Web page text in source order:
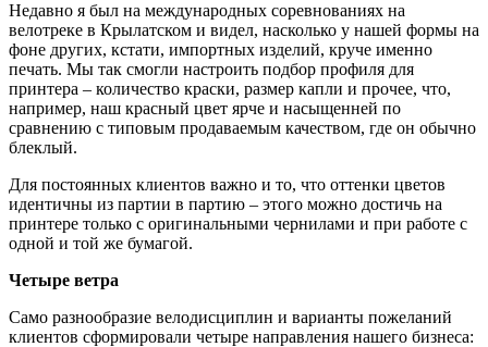
Недавно я был на международных соревнованиях на
велотреке в Крылатском и видел, насколько у нашей формы на
фоне других, кстати, импортных изделий, круче именно
печать. Мы так смогли настроить подбор профиля для
принтера – количество краски, размер капли и прочее, что,
например, наш красный цвет ярче и насыщенней по
сравнению с типовым продаваемым качеством, где он обычно
блеклый.
Для постоянных клиентов важно и то, что оттенки цветов
идентичны из партии в партию – этого можно достичь на
принтере только с оригинальными чернилами и при работе с
одной и той же бумагой.
Четыре ветра
Само разнообразие велодисциплин и варианты пожеланий
клиентов сформировали четыре направления нашего бизнеса: